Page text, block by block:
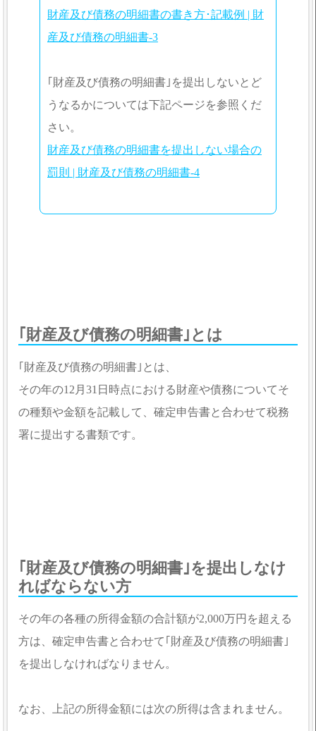
財産及び債務の明細書の書き方･記載例 | 財
産及び債務の明細書-3
｢財産及び債務の明細書｣を提出しないとど
うなるかについては下記ページを参照くだ
さい。
財産及び債務の明細書を提出しない場合の
罰則 | 財産及び債務の明細書-4
｢財産及び債務の明細書｣とは
｢財産及び債務の明細書｣とは、
その年の12月31日時点における財産や債務についてそ
の種類や金額を記載して、確定申告書と合わせて税務
署に提出する書類です。
｢財産及び債務の明細書｣を提出しなけ
ればならない方
その年の各種の所得金額の合計額が2,000万円を超える
方は、確定申告書と合わせて｢財産及び債務の明細書｣
を提出しなければなりません。
なお、上記の所得金額には次の所得は含まれません。